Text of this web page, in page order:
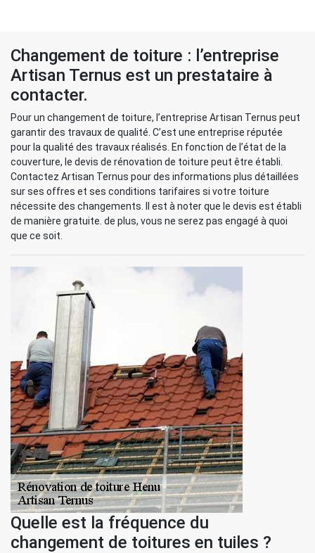
Changement de toiture : l’entreprise
Artisan Ternus est un prestataire à
contacter.
Pour un changement de toiture, l’entreprise Artisan Ternus peut
garantir des travaux de qualité. C’est une entreprise réputée
pour la qualité des travaux réalisés. En fonction de l’état de la
couverture, le devis de rénovation de toiture peut être établi.
Contactez Artisan Ternus pour des informations plus détaillées
sur ses offres et ses conditions tarifaires si votre toiture
nécessite des changements. Il est à noter que le devis est établi
de manière gratuite. de plus, vous ne serez pas engagé à quoi
que ce soit.
Quelle est la fréquence du
changement de toitures en tuiles ?